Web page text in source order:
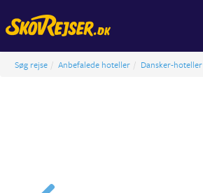
Søg rejse Anbefalede hoteller Dansker-hoteller